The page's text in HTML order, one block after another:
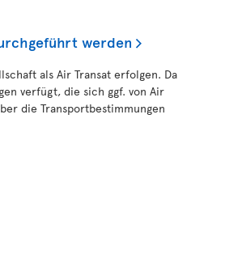
werden
als Air Transat erfolgen. Da
verfügt, die sich ggf. von Air
die Transportbestimmungen